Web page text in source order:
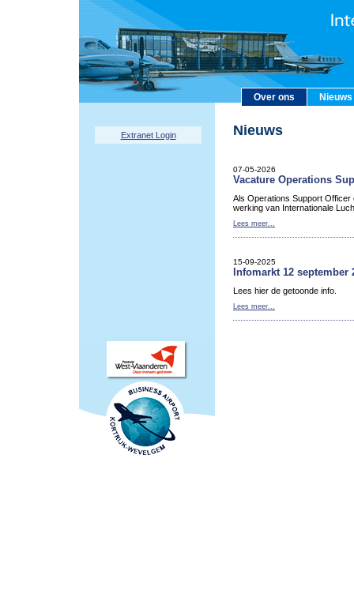
Over ons Nieuws
Extranet Login Nieuws
07-05-2026
Vacature Operations
Als Operations Support Officer
werking van Internationale
Lees meer...
15-09-2025
Infomarkt 12 september
Lees hier de getoonde info.
Lees meer...